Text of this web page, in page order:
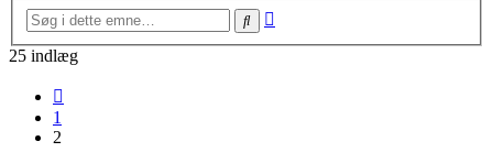
Søg
25 indlæg
1
2